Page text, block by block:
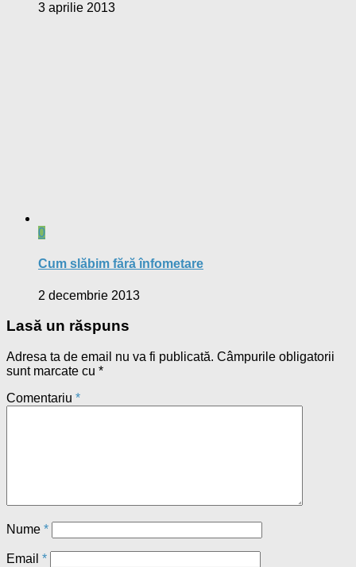
3 aprilie 2013
0
Cum slăbim fără înfometare
2 decembrie 2013
Lasă un răspuns
Adresa ta de email nu va fi publicată. Câmpurile obligatorii
sunt marcate cu *
Comentariu *
Nume *
Email *